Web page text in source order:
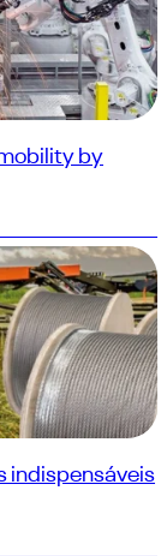
by
indispensáveis